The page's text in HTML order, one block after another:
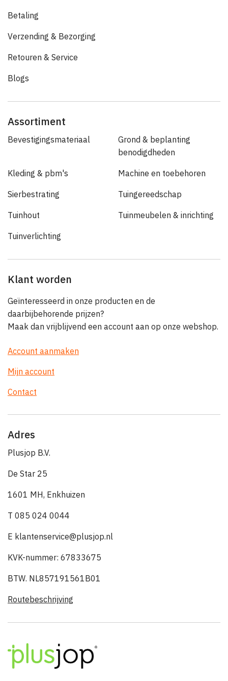
Betaling
Verzending & Bezorging
Retouren & Service
Blogs
Assortiment
Bevestigingsmateriaal
Grond & beplanting
benodigdheden
Kleding & pbm's Machine en toebehoren
Sierbestrating Tuingereedschap
Tuinhout Tuinmeubelen & inrichting
Tuinverlichting
Klant worden
Geïnteresseerd in onze producten en de
daarbijbehorende prijzen?
Maak dan vrijblijvend een account aan op onze webshop.
Account aanmaken
Mijn account
Contact
Adres
Plusjop B.V.
De Star 25
1601 MH, Enkhuizen
T 085 024 0044
E klantenservice@plusjop.nl
KVK-nummer: 67833675
BTW. NL857191561B01
Routebeschrijving